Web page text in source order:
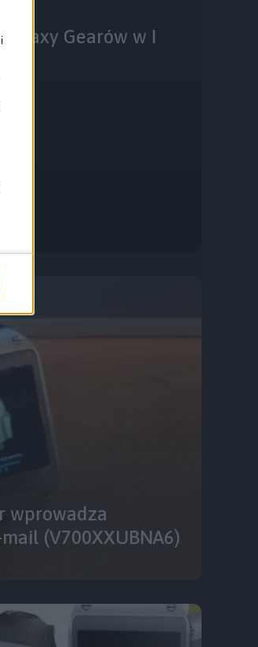
Gearów w I
wprowadza
(V700XXUBNA6)